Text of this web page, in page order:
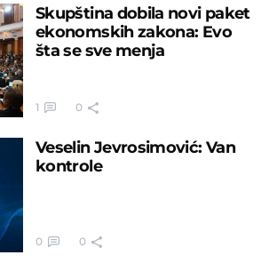
Skupština dobila novi paket
ekonomskih zakona: Evo
šta se sve menja
1 0
Veselin Jevrosimović: Van
kontrole
0 0